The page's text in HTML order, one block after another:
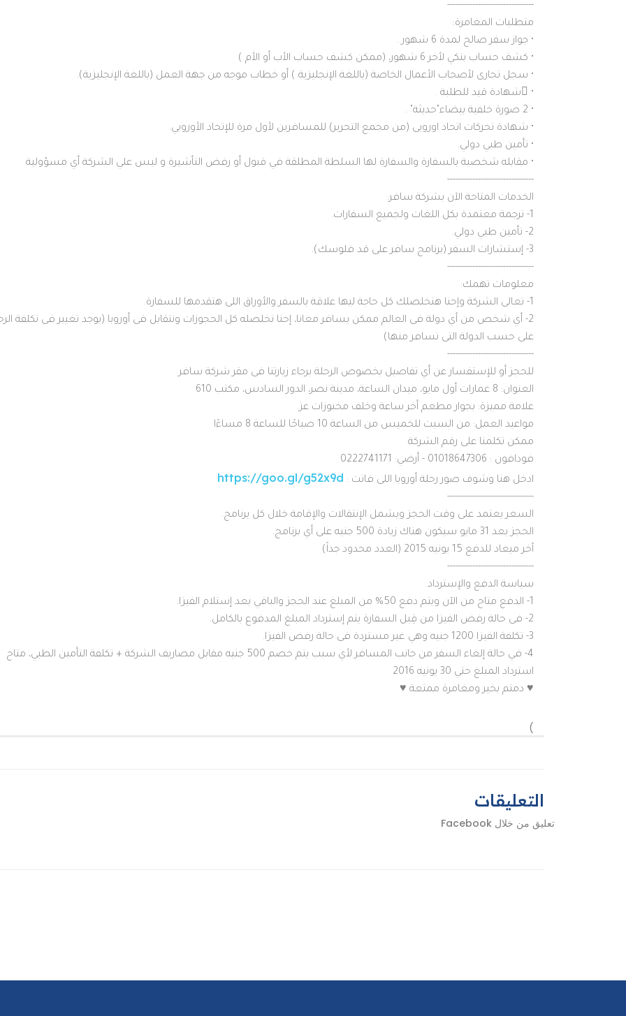
-------------------------------
متطلبات المغامرة:
• جواز سفر صالح لمدة 6 شهور .
• كشف حساب بنكي لأخر 6 شهور، (ممكن كشف حساب الأب أو الأم )
• سجل تجارى لأصحاب الأعمال الخاصة (باللغة الإنجليزية ) أو خطاب موجه من جهة العمل (باللغة الإنجليزية).
• ِشهادة قيد للطلبة .
• 2 صورة خلفية بيضاء"حديثة" .
• شهادة تحركات اتحاد اوروبى (من مجمع التحرير) للمسافرين لأول مرة للإتحاد الأوروبي.
• تأمين طبي دولي.
• مقابله شخصية بالسفارة والسفارة لها السلطة المطلقة في قبول أو رفض التأشيرة و ليس علي الشركة أي مسؤولية
-------------------------------
الخدمات المتاحة الآن بشركة سافر:
1- ترجمة معتمدة بكل اللغات ولجميع السفارات.
2- تأمين طبي دولي.
3- إستشارات السفر (برنامج سافر على قد فلوسك).
-------------------------------
معلومات تهمك:
1- تعالى الشركة وإحنا هنخلصلك كل حاجة ليها علاقة بالسفر والأوراق اللى هتقدمها للسفارة.
2- أي شخص من أي دولة فى العالم ممكن يسافر معانا، إحنا نخلصله كل الحجوزات ونتقابل فى أوروبا (يوجد تغيير فى تكلفة
على حسب الدولة التى تسافر منها)
-------------------------------
للحجز أو للإستفسار عن أي تفاصيل بخصوص الرحلة برجاء زيارتنا فى مقر شركة سافر
العنوان: 8 عمارات أول مايو، ميدان الساعة، مدينة نصر، الدور السادس، مكتب 610
علامة مميزة: بجوار مطعم أخر ساعة وخلف مخبوزات عز.
مواعيد العمل: من السبت للخميس من الساعة 10 صباحًا للساعة 8 مساءًا
ممكن تكلمنا على رقم الشركة
فودافون : 01018647306 - أرضي: 0222741171
ادخل هنا وشوف صور رحلة أوروبا اللى فاتت : https://goo.gl/g52x9d
-------------------------------
السعر يعتمد على وقت الحجز ويشمل الإنتقالات والإقامة خلال كل برنامج.
الحجز بعد 31 مايو سيكون هناك زيادة 500 جنيه على أي برنامج.
آخر ميعاد للدفع 15 يونيه 2015 (العدد محدود جداً)
-------------------------------
سياسة الدفع والإسترداد
1- الدفع متاح من الآن ويتم دفع 50% من المبلغ عند الحجز والباقي بعد إستلام الفيزا.
2- فى حالة رفض الفيزا من قِبل السفارة يتم إسترداد المبلغ المدفوع بالكامل.
3- تكلفة الفيزا 1200 جنيه وهي غير مستردة فى حالة رفض الفيزا.
4- في حالة إلغاء السفر من جانب المسافر لأي سبب يتم خصم 500 جنيه مقابل مصاريف الشركة + تكلفة التأمين الطبي، متاح
استرداد المبلغ حتي 30 يونيه 2016
♥ دمتم بخير ومغامرة ممتعة ♥
)
التعليقات
تعليق من خلال Facebook